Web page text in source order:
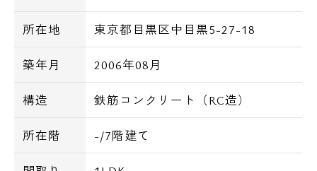
所在地 東京都目黒区中目黒5-27-18
築年月 2006年08月
構造 鉄筋コンクリート（RC造）
所在階 -/7階建て